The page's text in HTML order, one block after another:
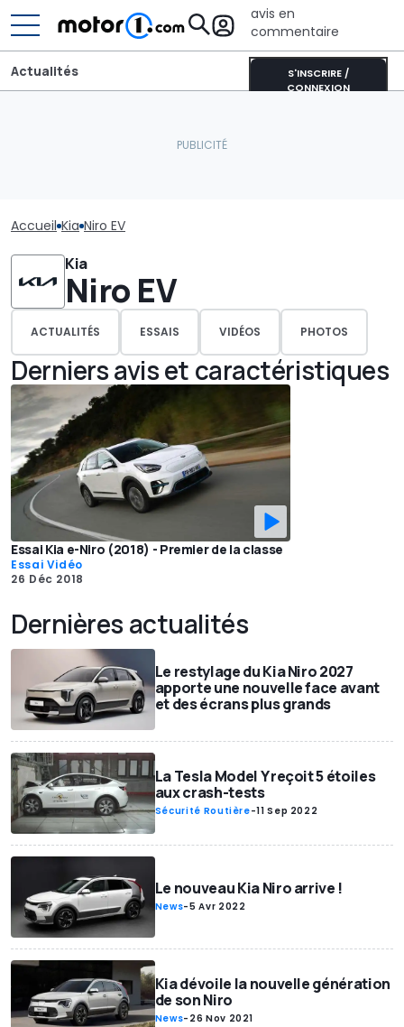
avis en
commentaire
S'INSCRIRE /
CONNEXION
Actualités
Accueil Kia Niro EV
Kia
Niro EV
ACTUALITÉS ESSAIS VIDÉOS PHOTOS
Derniers avis et caractéristiques
Essai Kia e-Niro (2018) - Premier de la classe
Essai Vidéo
26 Déc 2018
Dernières actualités
Le restylage du Kia Niro 2027
apporte une nouvelle face avant
et des écrans plus grands
La Tesla Model Y reçoit 5 étoiles
aux crash-tests
Sécurité Routière-11 Sep 2022
Le nouveau Kia Niro arrive !
News-5 Avr 2022
Kia dévoile la nouvelle génération
de son Niro
News- 26 Nov 2021